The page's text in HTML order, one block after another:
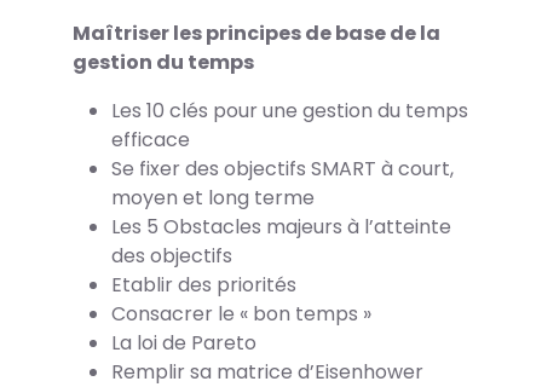
Maîtriser les principes de base de la
gestion du temps
Les 10 clés pour une gestion du temps
efficace
Se fixer des objectifs SMART à court,
moyen et long terme
Les 5 Obstacles majeurs à l’atteinte
des objectifs
Etablir des priorités
Consacrer le « bon temps »
La loi de Pareto
Remplir sa matrice d’Eisenhower